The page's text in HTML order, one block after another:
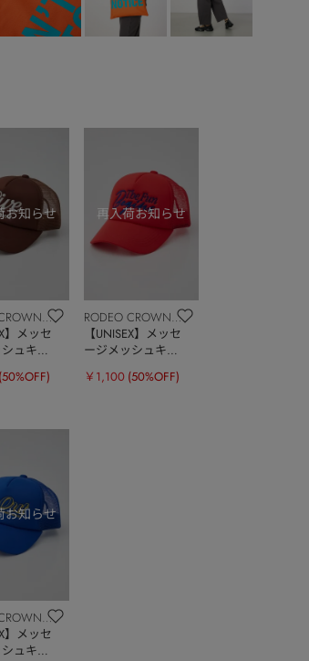
】メッセ
ュキャ
(50%OFF)
RODEO CROWNS
WIDE BOWL
【UNISEX】メッセ
ージメッシュキャ
￥1,100 (50%OFF)
】メッセ
ュキャ